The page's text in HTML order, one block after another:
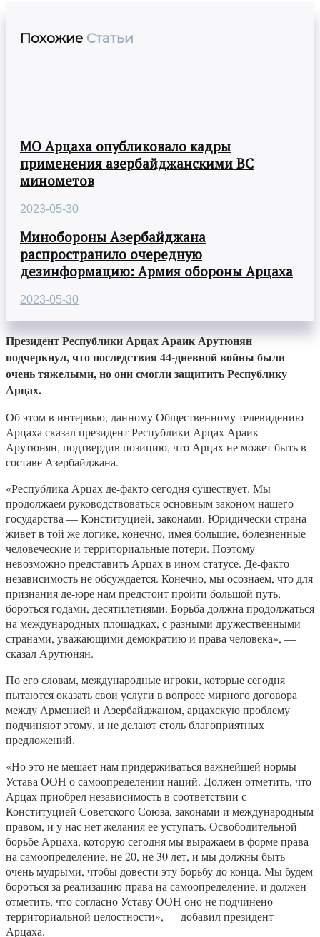
Похожие Статьи
МО Арцаха опубликовало кадры
применения азербайджанскими ВС
минометов
2023-05-30
Минобороны Азербайджана
распространило очередную
дезинформацию: Армия обороны Арцаха
2023-05-30
Президент Республики Арцах Араик Арутюнян
подчеркнул, что последствия 44-дневной войны были
очень тяжелыми, но они смогли защитить Республику
Арцах.
Об этом в интервью, данному Общественному телевидению
Арцаха сказал президент Республики Арцах Араик
Арутюнян, подтвердив позицию, что Арцах не может быть в
составе Азербайджана.
«Республика Арцах де-факто сегодня существует. Мы
продолжаем руководствоваться основным законом нашего
государства — Конституцией, законами. Юридически страна
живет в той же логике, конечно, имея большие, болезненные
человеческие и территориальные потери. Поэтому
невозможно представить Арцах в ином статусе. Де-факто
независимость не обсуждается. Конечно, мы осознаем, что для
признания де-юре нам предстоит пройти большой путь,
бороться годами, десятилетиями. Борьба должна продолжаться
на международных площадках, с разными дружественными
странами, уважающими демократию и права человека», —
сказал Арутюнян.
По его словам, международные игроки, которые сегодня
пытаются оказать свои услуги в вопросе мирного договора
между Арменией и Азербайджаном, арцахскую проблему
подчиняют этому, и не делают столь благоприятных
предложений.
«Но это не мешает нам придерживаться важнейшей нормы
Устава ООН о самоопределении наций. Должен отметить, что
Арцах приобрел независимость в соответствии с
Конституцией Советского Союза, законами и международным
правом, и у нас нет желания ее уступать. Освободительной
борьбе Арцаха, которую сегодня мы выражаем в форме права
на самоопределение, не 20, не 30 лет, и мы должны быть
очень мудрыми, чтобы довести эту борьбу до конца. Мы будем
бороться за реализацию права на самоопределение, и должен
отметить, что согласно Уставу ООН оно не подчинено
территориальной целостности», — добавил президент
Арцаха.